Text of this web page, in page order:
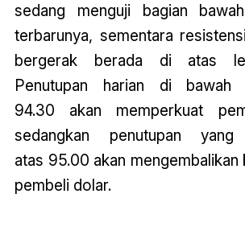
sedang menguji bagian
terbarunya, sementara
bergerak berada di atas
Penutupan harian di bawah
94.30 akan memperkuat
sedangkan penutupan
atas 95.00 akan mengembalikan
pembeli dolar.